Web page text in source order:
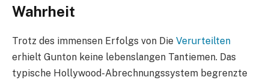
Wahrheit
Trotz des immensen Erfolgs von Die Verurteilten
erhielt Gunton keine lebenslangen Tantiemen. Das
typische Hollywood-Abrechnungssystem begrenzte